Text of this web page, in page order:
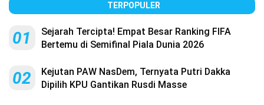
TERPOPULER
01
Sejarah Tercipta! Empat Besar Ranking FIFA
Bertemu di Semifinal Piala Dunia 2026
02
Kejutan PAW NasDem, Ternyata Putri Dakka
Dipilih KPU Gantikan Rusdi Masse